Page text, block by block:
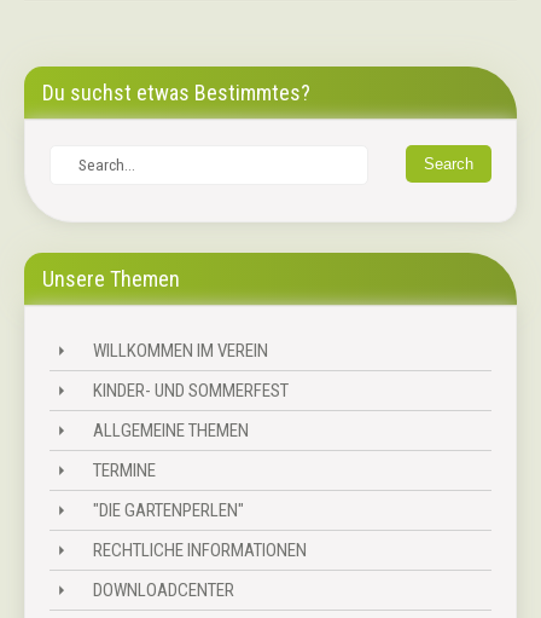
Du suchst etwas Bestimmtes?
Unsere Themen
⏵ WILLKOMMEN IM VEREIN
⏵ KINDER- UND SOMMERFEST
⏵ ALLGEMEINE THEMEN
⏵ TERMINE
⏵ "DIE GARTENPERLEN"
⏵ RECHTLICHE INFORMATIONEN
⏵ DOWNLOADCENTER